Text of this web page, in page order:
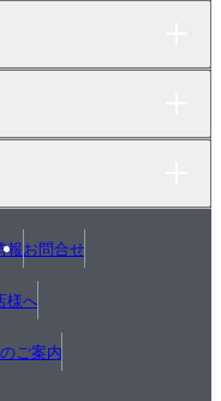
報お問合せ
様へ
ご案内